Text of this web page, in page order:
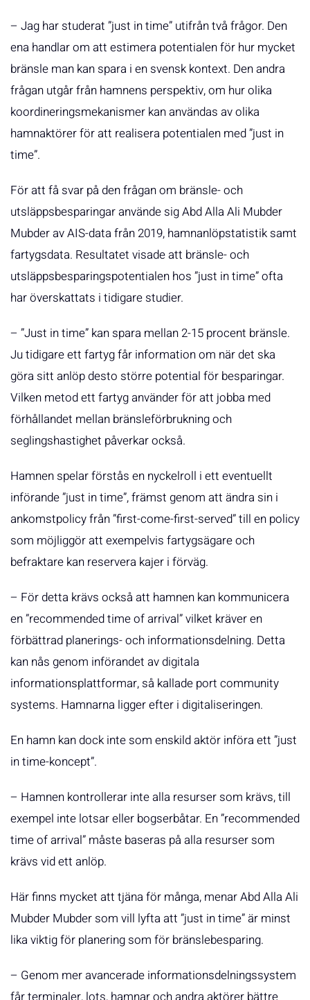
– Jag har studerat ”just in time” utifrån två frågor. Den
ena handlar om att estimera potentialen för hur mycket
bränsle man kan spara i en svensk kontext. Den andra
frågan utgår från hamnens perspektiv, om hur olika
koordineringsmekanismer kan användas av olika
hamnaktörer för att realisera potentialen med ”just in
time”.
För att få svar på den frågan om bränsle- och
utsläppsbesparingar använde sig Abd Alla Ali Mubder
Mubder av AIS-data från 2019, hamnanlöpstatistik samt
fartygsdata. Resultatet visade att bränsle- och
utsläppsbesparingspotentialen hos ”just in time” ofta
har överskattats i tidigare studier.
– ”Just in time” kan spara mellan 2-15 procent bränsle.
Ju tidigare ett fartyg får information om när det ska
göra sitt anlöp desto större potential för besparingar.
Vilken metod ett fartyg använder för att jobba med
förhållandet mellan bränsleförbrukning och
seglingshastighet påverkar också.
Hamnen spelar förstås en nyckelroll i ett eventuellt
införande ”just in time”, främst genom att ändra sin i
ankomstpolicy från ”first-come-first-served” till en policy
som möjliggör att exempelvis fartygsägare och
befraktare kan reservera kajer i förväg.
– För detta krävs också att hamnen kan kommunicera
en ”recommended time of arrival” vilket kräver en
förbättrad planerings- och informationsdelning. Detta
kan nås genom införandet av digitala
informationsplattformar, så kallade port community
systems. Hamnarna ligger efter i digitaliseringen.
En hamn kan dock inte som enskild aktör införa ett ”just
in time-koncept”.
– Hamnen kontrollerar inte alla resurser som krävs, till
exempel inte lotsar eller bogserbåtar. En ”recommended
time of arrival” måste baseras på alla resurser som
krävs vid ett anlöp.
Här finns mycket att tjäna för många, menar Abd Alla Ali
Mubder Mubder som vill lyfta att ”just in time” är minst
lika viktig för planering som för bränslebesparing.
– Genom mer avancerade informationsdelningssystem